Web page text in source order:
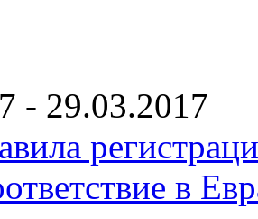
- 29.03.2017
в